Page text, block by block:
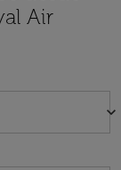
Air
keyboard_arrow_down